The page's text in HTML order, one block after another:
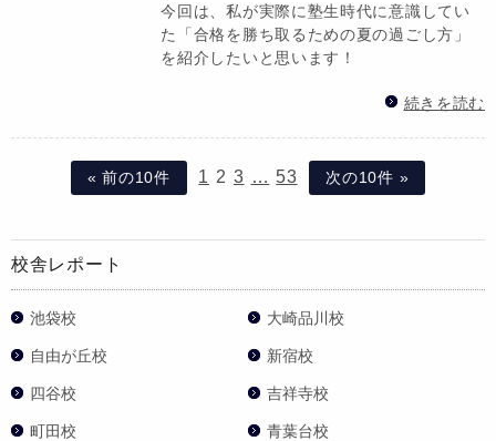
今回は、私が実際に塾生時代に意識してい
た「合格を勝ち取るための夏の過ごし方」
を紹介したいと思います！
続きを読む
« 前の10件 1 2 3 … 53 次の10件 »
校舎レポート
池袋校 大崎品川校
自由が丘校 新宿校
四谷校 吉祥寺校
町田校 青葉台校